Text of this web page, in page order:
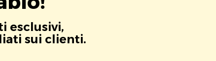
esclusivi,
sui clienti.